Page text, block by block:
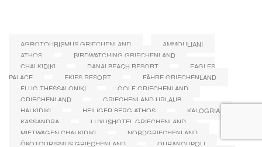
AGROTOURISMUS GRIECHENLAND
AMMOULIANI
ATHOS
BIRDWATCHING GRIECHENLAND
CHALKIDIKI
DANAI BEACH RESORT
EAGLES
PALACE
EKIES RESORT
FÄHRE GRIECHENLAND
FLUG THESSALONIKI
GOLF GRIECHENLAND
GRIECHENLAND
GRIECHENLAND URLAUB
HALKIDIKI
HEILIGER BERG ATHOS
KALOGRIA
KASSANDRA
LUXUSHOTEL GRIECHENLAND
MIETWAGEN CHALKIDIKI
NORDGRIECHENLAND
ÖKOTOURISMUS GRIECHENLAND
OURANOUPOLI